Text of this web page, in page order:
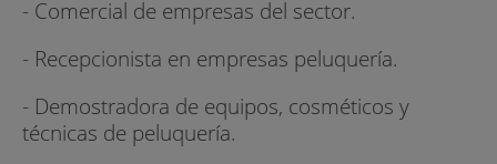
- Comercial de empresas del sector.
- Recepcionista en empresas peluquería.
- Demostradora de equipos, cosméticos y
técnicas de peluquería.